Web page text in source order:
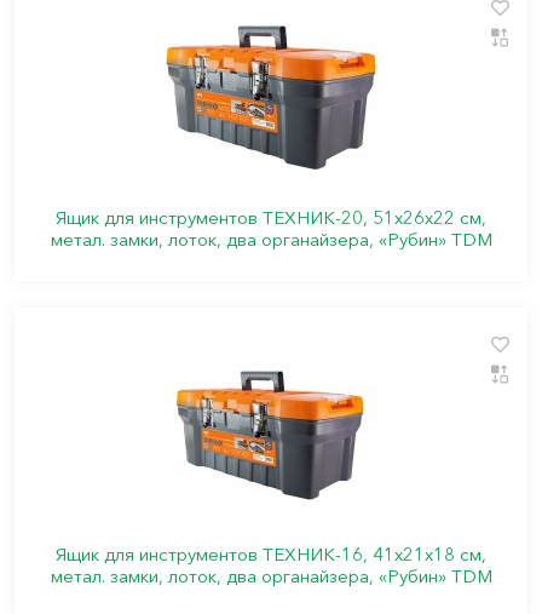
Ящик для инструментов ТЕХНИК-20, 51х26х22 см,
метал. замки, лоток, два органайзера, «Рубин» TDM
Ящик для инструментов ТЕХНИК-16, 41х21х18 см,
метал. замки, лоток, два органайзера, «Рубин» TDM